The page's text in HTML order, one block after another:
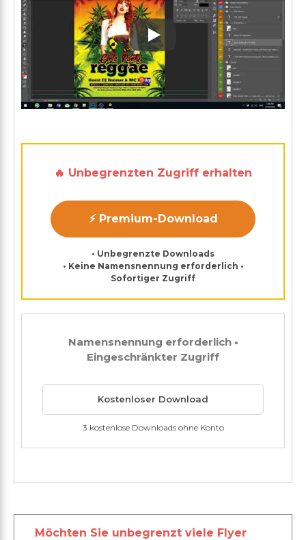
Play: Keynote (Google I/O
🔥 Unbegrenzten Zugriff erhalten
⚡ Premium-Download
• Unbegrenzte Downloads
• Keine Namensnennung erforderlich •
Sofortiger Zugriff
Namensnennung erforderlich •
Eingeschränkter Zugriff
Kostenloser Download
3 kostenlose Downloads ohne Konto
Möchten Sie unbegrenzt viele Flyer